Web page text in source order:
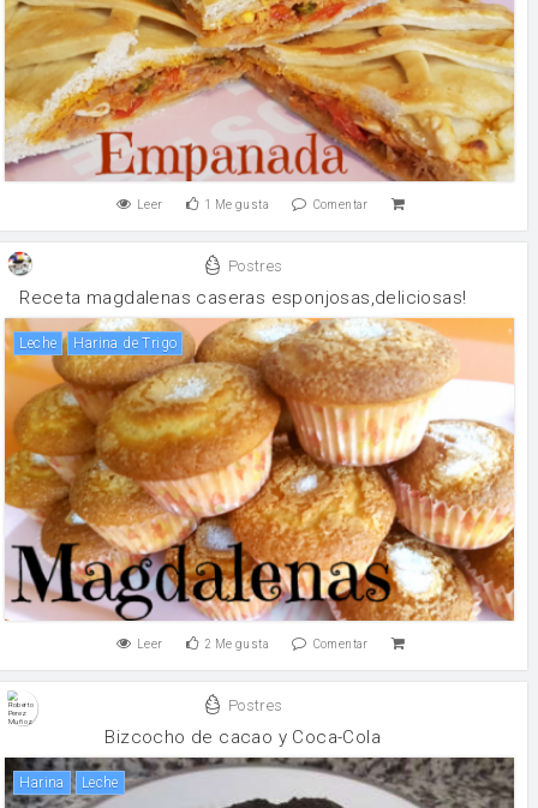
Leer 1 Me gusta Comentar
Postres
Receta magdalenas caseras esponjosas,deliciosas!
leche Harina de Trigo
Leer 2 Me gusta Comentar
Postres
Bizcocho de cacao y Coca-Cola
harina leche